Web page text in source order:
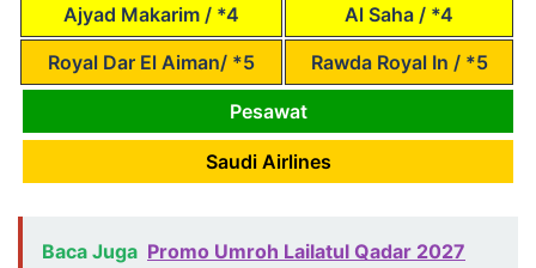
Ajyad Makarim / *4
Al Saha / *4
Royal Dar El Aiman/ *5
Rawda Royal In / *5
Pesawat
Saudi Airlines
Baca Juga Promo Umroh Lailatul Qadar 2027